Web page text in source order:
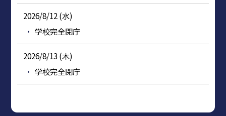
2026/8/12 (水)
学校完全閉庁
2026/8/13 (木)
学校完全閉庁